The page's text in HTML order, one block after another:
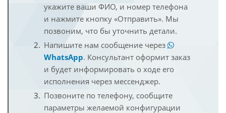
укажите ваши ФИО, и номер телефона
и нажмите кнопку «Отправить». Мы
позвоним, что бы уточнить детали.
Напишите нам сообщение через
WhatsApp. Консультант оформит заказ
и будет информировать о ходе его
исполнения через мессенджер.
Позвоните по телефону, сообщите
параметры желаемой конфигурации